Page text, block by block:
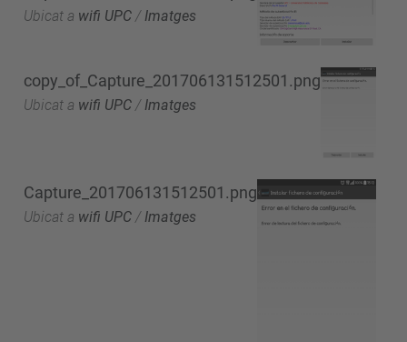
Ubicat a wifi UPC / Imatges
copy_of_Capture_201706131512501.png
Ubicat a wifi UPC / Imatges
Capture_201706131512501.png
Ubicat a wifi UPC / Imatges